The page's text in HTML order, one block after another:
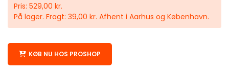
Pris: 529,00 kr.
På lager. Fragt: 39,00 kr. Afhent i Aarhus og København.
KØB NU HOS PROSHOP